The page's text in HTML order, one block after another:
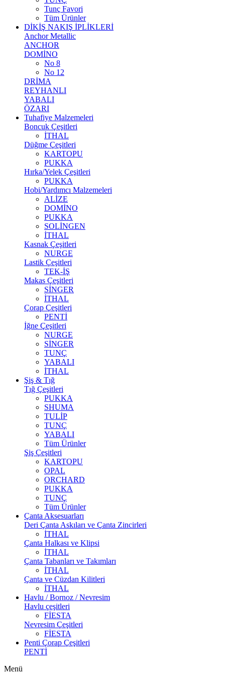
Tunç Favori
Tüm Ürünler
DİKİŞ NAKIŞ İPLİKLERİ
Anchor Metallic
ANCHOR
DOMİNO
No 8
No 12
DRİMA
REYHANLI
YABALI
ÖZARI
Tuhafiye Malzemeleri
Boncuk Çeşitleri
İTHAL
Düğme Çeşitleri
KARTOPU
PUKKA
Hırka/Yelek Çeşitleri
PUKKA
Hobi/Yardımcı Malzemeleri
ALİZE
DOMİNO
PUKKA
SOLİNGEN
İTHAL
Kasnak Çeşitleri
NURGE
Lastik Çeşitleri
TEK-İŞ
Makas Çeşitleri
SİNGER
İTHAL
Çorap Çeşitleri
PENTİ
İğne Çeşitleri
NURGE
SİNGER
TUNÇ
YABALI
İTHAL
Şiş & Tığ
Tığ Çeşitleri
PUKKA
SHUMA
TULİP
TUNÇ
YABALI
Tüm Ürünler
Şiş Çeşitleri
KARTOPU
OPAL
ORCHARD
PUKKA
TUNÇ
Tüm Ürünler
Çanta Aksesuarları
Deri Çanta Askıları ve Çanta Zincirleri
İTHAL
Çanta Halkası ve Klipsi
İTHAL
Çanta Tabanları ve Takımları
İTHAL
Çanta ve Cüzdan Kilitleri
İTHAL
Havlu / Bornoz / Nevresim
Havlu çeşitleri
FİESTA
Nevresim Çeşitleri
FİESTA
Penti Çorap Çeşitleri
PENTİ
Menü